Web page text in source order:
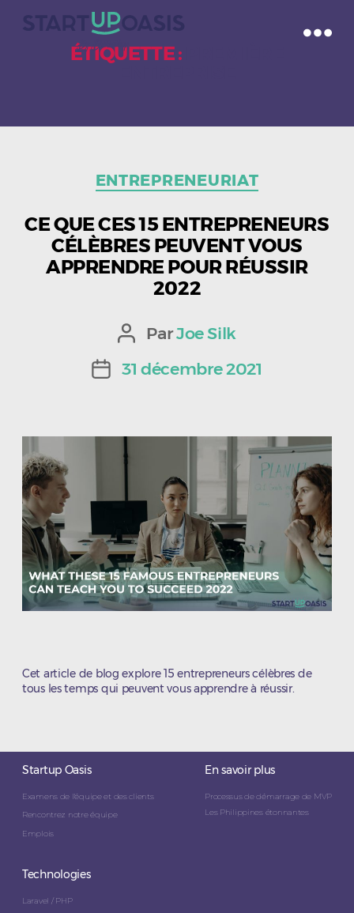
ÉTIQUETTE :
ENTREPRENEURIAT
CE QUE CES 15 ENTREPRENEURS
CÉLÈBRES PEUVENT VOUS
APPRENDRE POUR RÉUSSIR
2022
Auteur
de
ParJoe Silk
Date31 décembre 2021
Cet article de blog explore 15 entrepreneurs célèbres de
tous les temps qui peuvent vous apprendre à réussir.
Startup Oasis
Examens de l'équipe et des clients
Rencontrez notre équipe
Emplois
En savoir plus
Processus de démarrage de MVP
Les Philippines étonnantes
Technologies
Laravel / PHP